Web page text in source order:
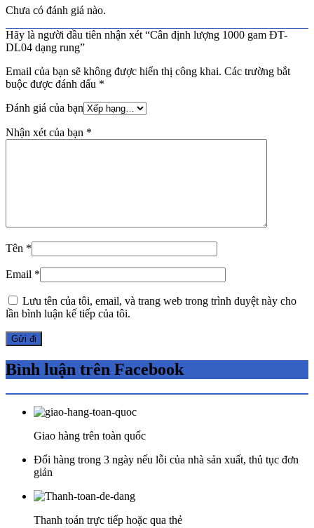
Chưa có đánh giá nào.
Hãy là người đầu tiên nhận xét “Cân định lượng 1000 gam ĐT-
DL04 dạng rung”
Email của bạn sẽ không được hiển thị công khai. Các trường bắt
buộc được đánh dấu *
Đánh giá của bạn
Nhận xét của bạn *
Tên *
Email *
Lưu tên của tôi, email, và trang web trong trình duyệt này cho
lần bình luận kế tiếp của tôi.
Bình luận trên Facebook
Giao hàng trên toàn quốc
Đổi hàng trong 3 ngày nếu lỗi của nhà sản xuất, thủ tục đơn
giản
Thanh toán trực tiếp hoặc qua thẻ